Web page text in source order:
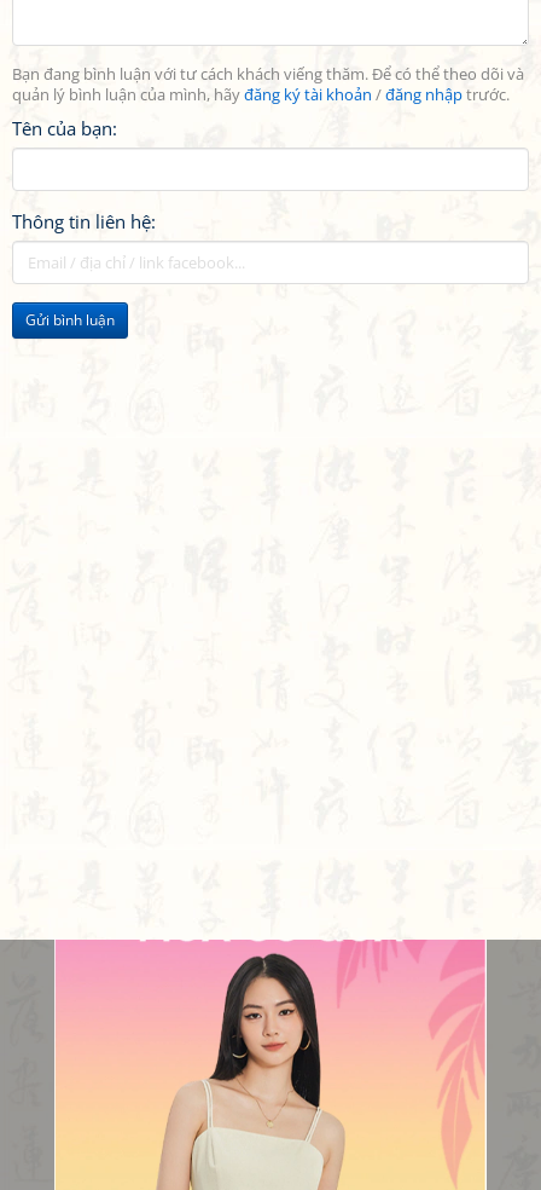
Bạn đang bình luận với tư cách khách viếng thăm. Để có thể theo dõi và
quản lý bình luận của mình, hãyđăng ký tài khoản /đăng nhậptrước.
Tên của bạn:
Thông tin liên hệ:
Gửi bình luận